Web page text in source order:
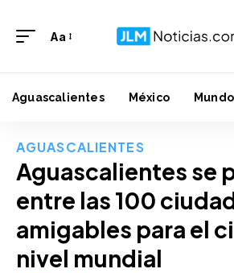
Aa
Aguascalientes México Mundo
AGUASCALIENTES
Aguascalientes se
entre las 100
amigables para el
nivel mundial